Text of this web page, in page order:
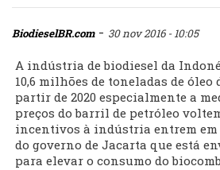
BiodieselBR.com- 30 nov 2016 - 10:05
A indústria de biodiesel da
10,6 milhões de toneladas de óleo
partir de 2020 especialmente a
preços do barril de petróleo
incentivos à indústria entrem
do governo de Jacarta que está
para elevar o consumo do